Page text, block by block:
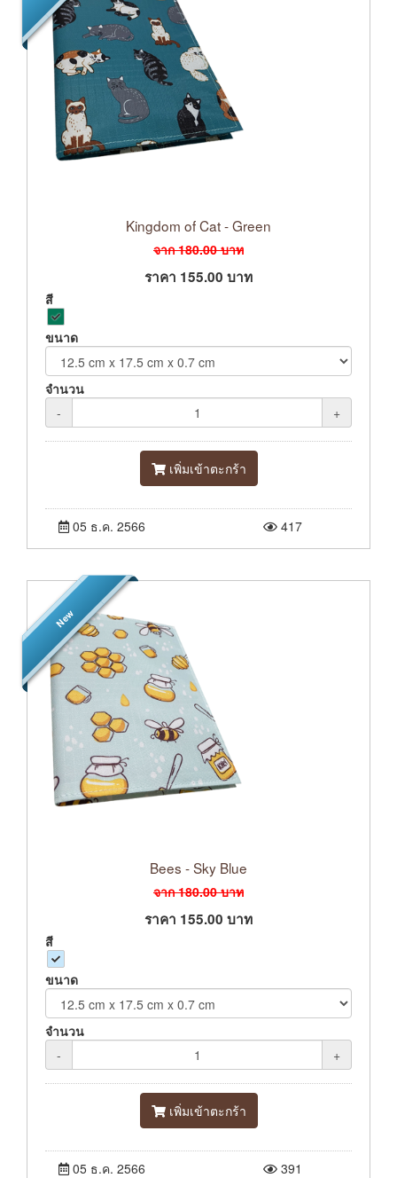
Kingdom of Cat - Green
จาก180.00บาท
ราคา 155.00 บาท
สี
ขนาด
จำนวน
-
+
เพิ่มเข้าตะกร้า
05 ธ.ค. 2566 417
New
Bees - Sky Blue
จาก180.00บาท
ราคา 155.00 บาท
สี
ขนาด
จำนวน
-
+
เพิ่มเข้าตะกร้า
05 ธ.ค. 2566 391